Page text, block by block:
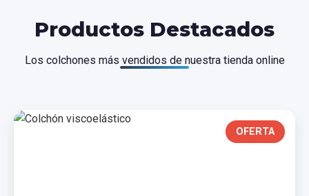
Productos Destacados
Los colchones más vendidos de nuestra tienda online
OFERTA